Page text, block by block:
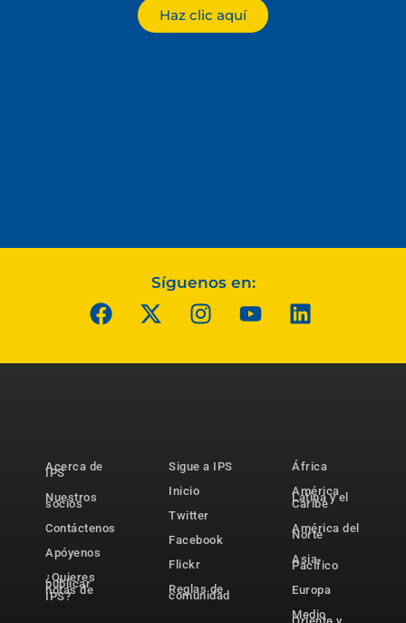
Haz clic aquí
Síguenos en:
Acerca de
IPS
Nuestros
socios
Contáctenos
Apóyenos
¿Quieres
publicar
notas de
IPS?
Sigue a IPS
Inicio
Twitter
Facebook
Flickr
Reglas de
comunidad
África
América
Latina y el
Caribe
América del
Norte
Asia-
Pacífico
Europa
Medio